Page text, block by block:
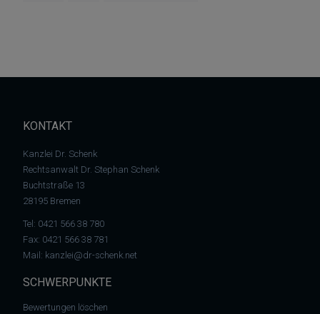
KONTAKT
Kanzlei Dr. Schenk
Rechtsanwalt Dr. Stephan Schenk
Buchtstraße 13
28195 Bremen
Tel: 0421 566 38 780
Fax: 0421 566 38 781
Mail: kanzlei@dr-schenk.net
SCHWERPUNKTE
Bewertungen löschen